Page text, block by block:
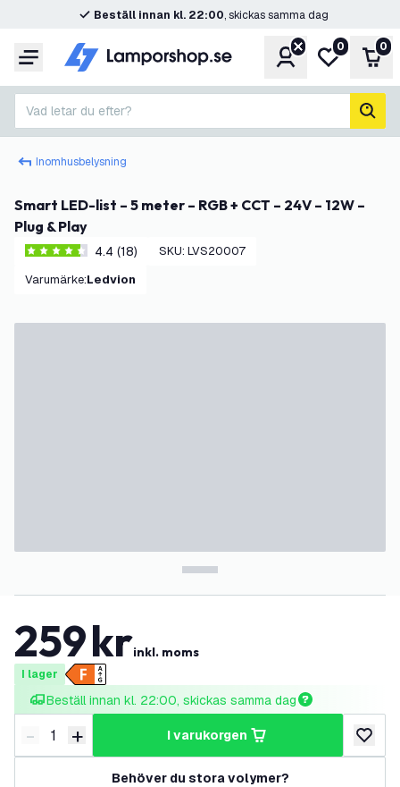
Beställ innan kl. 22:00, skickas samma dag
Meny KontoMin0 0
Vad letar du efter?
sök
Inomhusbelysning
Smart LED-list – 5 meter – RGB + CCT – 24V – 12W –
Plug & Play
4.4 stjärnbetyg4.4 (18) SKU: LVS20007
Varumärke: Ledvion
259krinkl. moms
I lager
Beställ innan kl. 22:00, skickas samma dag
Minska antal
- Öka antal
+ i varukorgen
lägg
Behöver du stora volymer?